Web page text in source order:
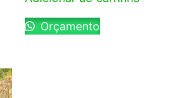
Orçamento